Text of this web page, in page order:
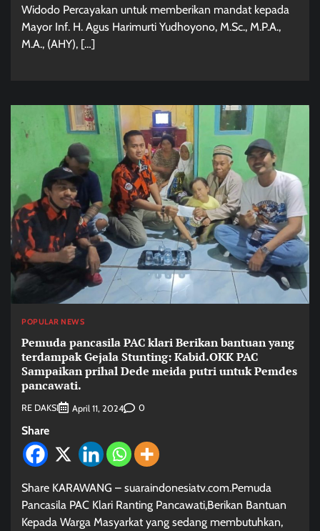
Widodo Percayakan untuk memberikan mandat kepada
Mayor Inf. H. Agus Harimurti Yudhoyono, M.Sc., M.P.A.,
M.A., (AHY), […]
POPULAR NEWS
Pemuda pancasila PAC klari Berikan bantuan yang
terdampak Gejala Stunting: Kabid.OKK PAC
Sampaikan prihal Dede meida putri untuk Pemdes
pancawati.
RE DAKSI April 11, 2024 0
Share
Share KARAWANG – suaraindonesiatv.com.Pemuda
Pancasila PAC Klari Ranting Pancawati,Berikan Bantuan
Kepada Warga Masyarkat yang sedang membutuhkan,